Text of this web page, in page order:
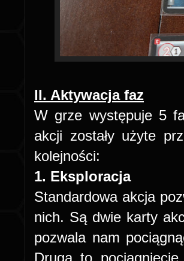
II. Aktywacja faz
W grze występuje 5
akcji zostały użyte
kolejności:
1. Eksploracja
Standardowa akcja
nich. Są dwie karty
pozwala nam
Druga to